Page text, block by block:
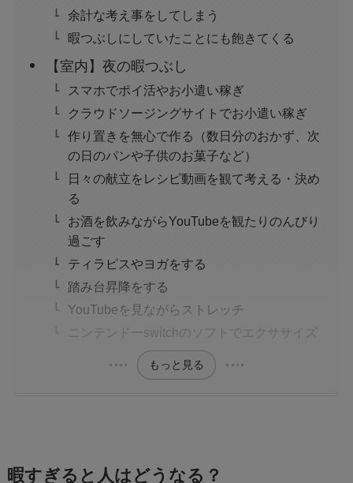
余計な考え事をしてしまう
暇つぶしにしていたことにも飽きてくる
【室内】夜の暇つぶし
スマホでポイ活やお小遣い稼ぎ
クラウドソージングサイトでお小遣い稼ぎ
作り置きを無心で作る（数日分のおかず、次
の日のパンや子供のお菓子など）
日々の献立をレシピ動画を観て考える・決め
る
お酒を飲みながらYouTubeを観たりのんびり
過ごす
ティラピスやヨガをする
踏み台昇降をする
YouTubeを見ながらストレッチ
ニンテンドーswitchのソフトでエクササイズ
もっと見る
暇すぎると人はどうなる？